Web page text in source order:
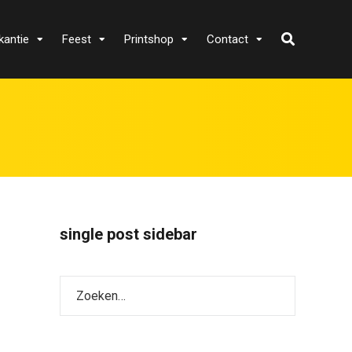
Feest Printshop Contact
single post sidebar